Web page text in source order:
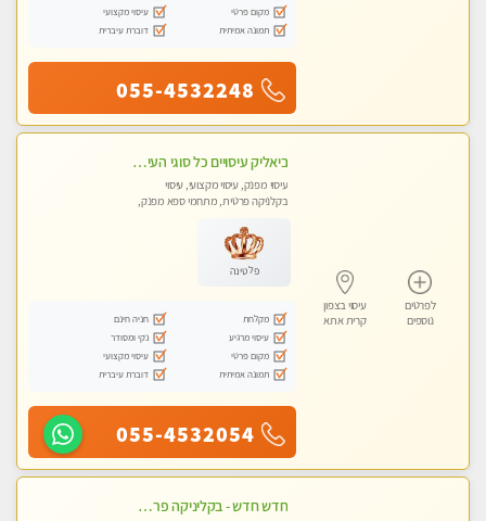
מקום פרטי
עיסוי מקצועי
תמונה אמיתית
דוברת עיברית
055-4532248
לפרטים
נוספים
עיסוי בצפון
קרית אתא
ביאליק עיסויים כל סוגי העיסויים מעסה מקצועית ואיכותית פרטי!!!מומלץ לחלוטין!!
עיסוי מפנק, עיסוי מקצועי, עיסוי
בקלניקה פרטית, מתחמי ספא מפנק,
פלטינה
מקלחת
חניה חינם
עיסוי מרגיע
נקי ומסודר
מקום פרטי
עיסוי מקצועי
תמונה אמיתית
דוברת עיברית
055-4532054
חדש חדש - בקליניקה פרטית בחיפה עיסוי לחידוש אנרגיות עיסוי חלומי מומלץ מאוד !